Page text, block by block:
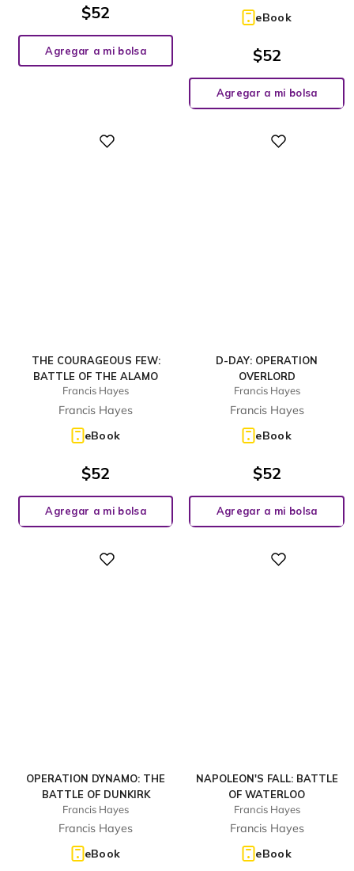
$52
Agregar a mi bolsa
eBook
$52
Agregar a mi bolsa
THE COURAGEOUS FEW:
BATTLE OF THE ALAMO
Francis Hayes
Francis Hayes
eBook
$52
Agregar a mi bolsa
D-DAY: OPERATION
OVERLORD
Francis Hayes
Francis Hayes
eBook
$52
Agregar a mi bolsa
OPERATION DYNAMO: THE
BATTLE OF DUNKIRK
Francis Hayes
Francis Hayes
eBook
NAPOLEON'S FALL: BATTLE
OF WATERLOO
Francis Hayes
Francis Hayes
eBook